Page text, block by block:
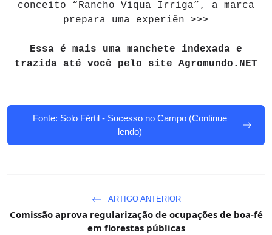
conceito “Rancho Viqua Irriga”, a marca
prepara uma experiên >>>
Essa é mais uma manchete indexada e
trazida até você pelo site Agromundo.NET
Fonte: Solo Fértil - Sucesso no Campo (Continue
lendo)
ARTIGO ANTERIOR
Comissão aprova regularização de ocupações de boa-fé
em florestas públicas